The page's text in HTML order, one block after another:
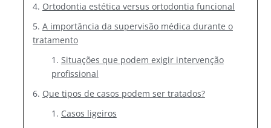
Ortodontia estética versus ortodontia funcional
A importância da supervisão médica durante o
tratamento
Situações que podem exigir intervenção
profissional
Que tipos de casos podem ser tratados?
Casos ligeiros